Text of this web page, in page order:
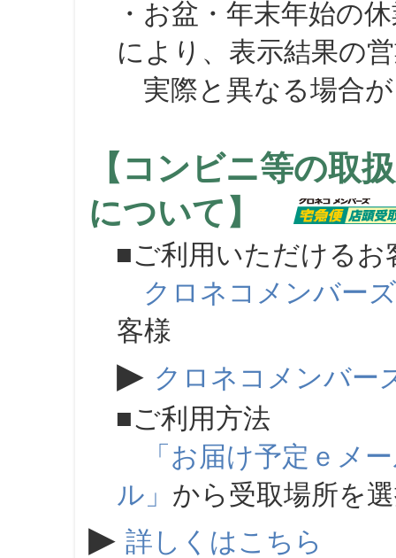
・お盆・年末年始の
により、表示結果の
実際と異なる場合が
【コンビニ等の取
について】
■ご利用いただけるお
クロネコメンバーズ
客様
▶ クロネコメンバー
■ご利用方法
「お届け予定ｅメ
ル」 から受取場所を
▶ 詳しくはこちら